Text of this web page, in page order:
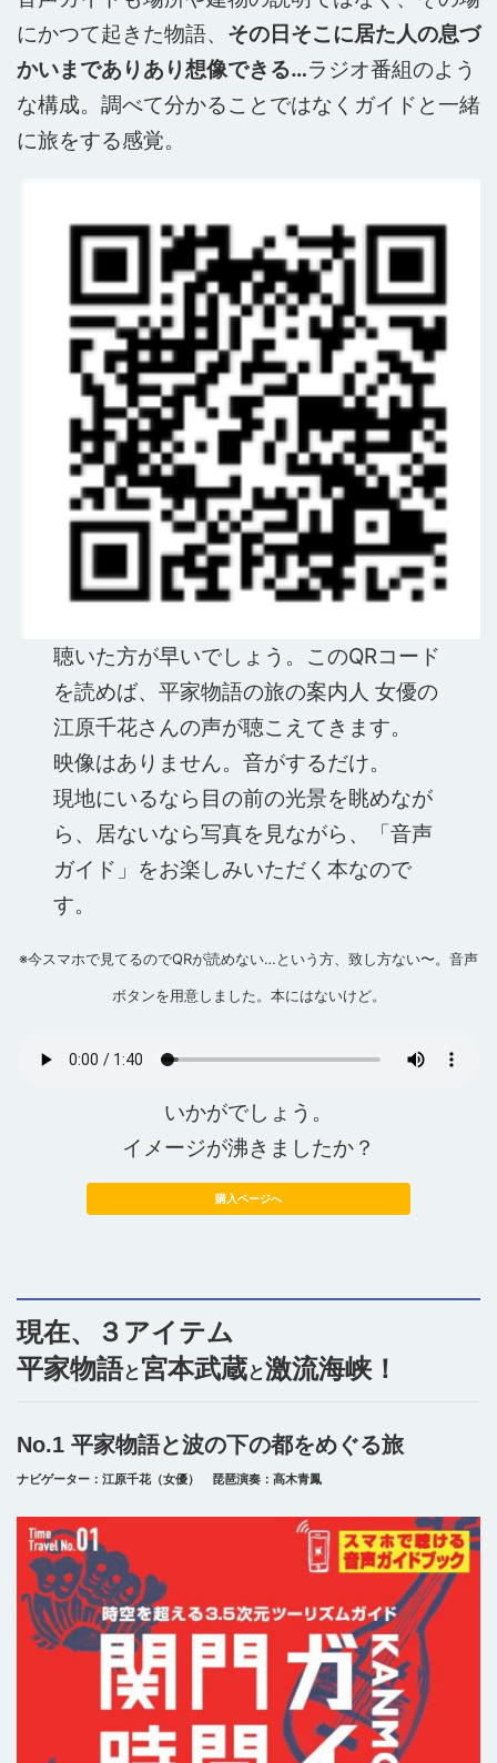
にかつて起きた物語、 その日そこに居た人の息づ
かいまでありあり想像できる…ラジオ番組のよう
な構成。調べて分かることではなくガイドと一緒
に旅をする感覚。
聴いた方が早いでしょう。このQRコード
を読めば、平家物語の旅の案内人 女優の
江原千花さんの声が聴こえてきます。
映像はありません。音がするだけ。
現地にいるなら目の前の光景を眺めなが
ら、居ないなら写真を見ながら、「音声
ガイド」をお楽しみいただく本なので
す。
※今スマホで見てるのでQRが読めない…という方、致し方ない〜。音声
ボタンを用意しました。本にはないけど。
いかがでしょう。
イメージが沸きましたか？
購入ページへ
現在、３アイテム
平家物語と宮本武蔵と激流海峡！
No.1 平家物語と波の下の都をめぐる旅
ナビゲーター：江原千花（女優） 琵琶演奏：髙木青鳳